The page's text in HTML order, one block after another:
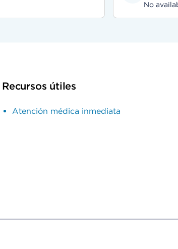
No
Recursos útiles
Atención médica inmediata